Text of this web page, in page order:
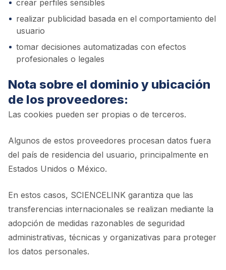
crear perfiles sensibles
realizar publicidad basada en el comportamiento del
usuario
tomar decisiones automatizadas con efectos
profesionales o legales
Nota sobre el dominio y ubicación
de los proveedores:
Las cookies pueden ser propias o de terceros.
Algunos de estos proveedores procesan datos fuera
del país de residencia del usuario, principalmente en
Estados Unidos o México.
En estos casos, SCIENCELINK garantiza que las
transferencias internacionales se realizan mediante la
adopción de medidas razonables de seguridad
administrativas, técnicas y organizativas para proteger
los datos personales.